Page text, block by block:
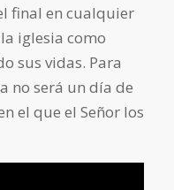
final en cualquier
iglesia como
sus vidas. Para
no será un día de
el que el Señor los